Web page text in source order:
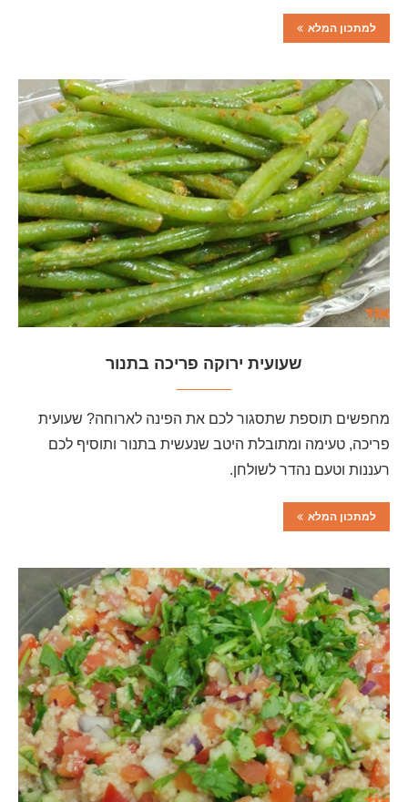
למתכון המלא
שעועית ירוקה פריכה בתנור
מחפשים תוספת שתסגור לכם את הפינה לארוחה? שעועית
פריכה, טעימה ומתובלת היטב שנעשית בתנור ותוסיף לכם
רעננות וטעם נהדר לשולחן.
למתכון המלא